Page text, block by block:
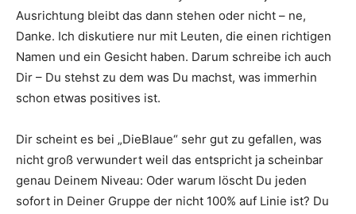
Ausrichtung bleibt das dann stehen oder nicht – ne,
Danke. Ich diskutiere nur mit Leuten, die einen richtigen
Namen und ein Gesicht haben. Darum schreibe ich auch
Dir – Du stehst zu dem was Du machst, was immerhin
schon etwas positives ist.
Dir scheint es bei „DieBlaue“ sehr gut zu gefallen, was
nicht groß verwundert weil das entspricht ja scheinbar
genau Deinem Niveau: Oder warum löscht Du jeden
sofort in Deiner Gruppe der nicht 100% auf Linie ist? Du